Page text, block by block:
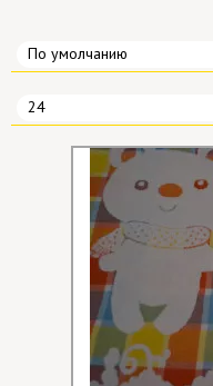
По умолчанию
24